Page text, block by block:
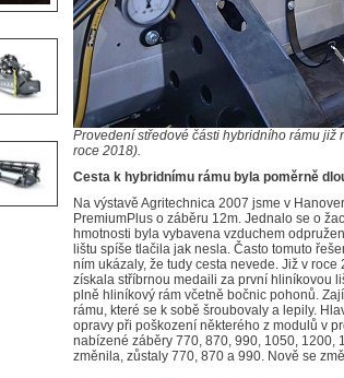
Provedení středové části hybridního rámu již
roce 2018).
Cesta k hybridnímu rámu byla poměrně
Na výstavě Agritechnica 2007 jsme v
PremiumPlus o záběru 12m. Jednalo se o
hmotnosti byla vybavena vzduchem
lištu spíše tlačila jak nesla. Často tomuto
ním ukázaly, že tudy cesta nevede. Již v
získala stříbrnou medaili za první hliníkovou
plně hliníkový rám včetně bočnic pohonů.
rámu, které se k sobě šroubovaly a lepily.
opravy při poškození některého z modulů v
nabízené záběry 770, 870, 990, 1050, 1200,
změnila, zůstaly 770, 870 a 990. Nově se